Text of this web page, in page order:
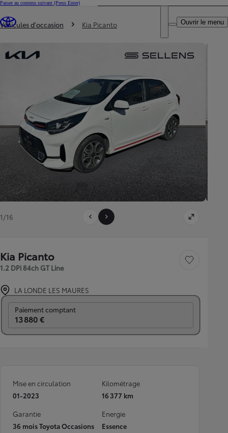
Passer au contenu suivant (Press Enter)
Trouvez un partenaire Toyota
DEALER NAME
Ouvrir le menu
Vous êtes ici
Véhicules d'occasion Kia Picanto
1/16
Kia Picanto
1.2 DPi 84ch GT Line
Sauvegarder le
LA LONDE LES MAURES
Paiement comptant
13 880 €
Mise en circulation
01-2023
Kilométrage
16 377 km
Garantie
36 mois Toyota Occasions
Energie
Essence